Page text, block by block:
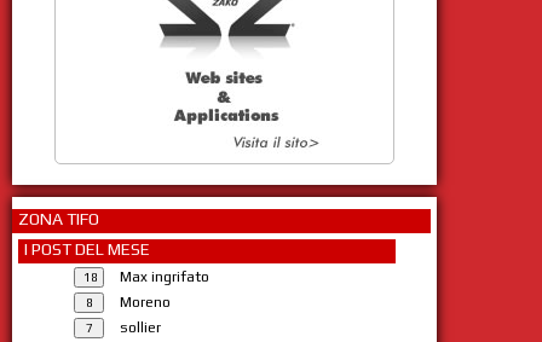
ZONA TIFO
I POST DEL MESE
Max ingrifato
Moreno
sollier